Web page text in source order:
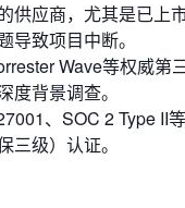
供应商，尤其是已
致项目中断。
Wave等权威
背景调查。
、SOC 2 Type
级）认证。